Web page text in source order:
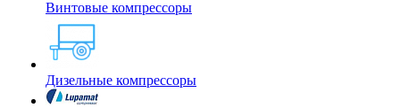
Винтовые компрессоры
Дизельные компрессоры